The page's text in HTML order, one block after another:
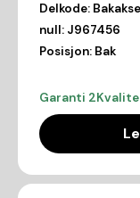
Delkode:
null: J967456
Posisjon: Bak
Garanti 2